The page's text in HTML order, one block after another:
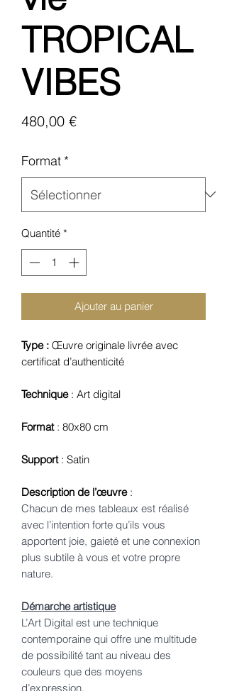
TROPICAL
VIBES
480,00 €Prix
Format *
Quantité *
Ajouter au panier
Type : Œuvre originale livrée avec
certificat d’authenticité
Technique : Art digital
Format : 80x80 cm
Support : Satin
Description de l’œuvre :
Chacun de mes tableaux est réalisé
avec l’intention forte qu’ils vous
apportent joie, gaieté et une connexion
plus subtile à vous et votre propre
nature.
Démarche artistique
L’Art Digital est une technique
contemporaine qui offre une multitude
de possibilité tant au niveau des
couleurs que des moyens
d’expression.